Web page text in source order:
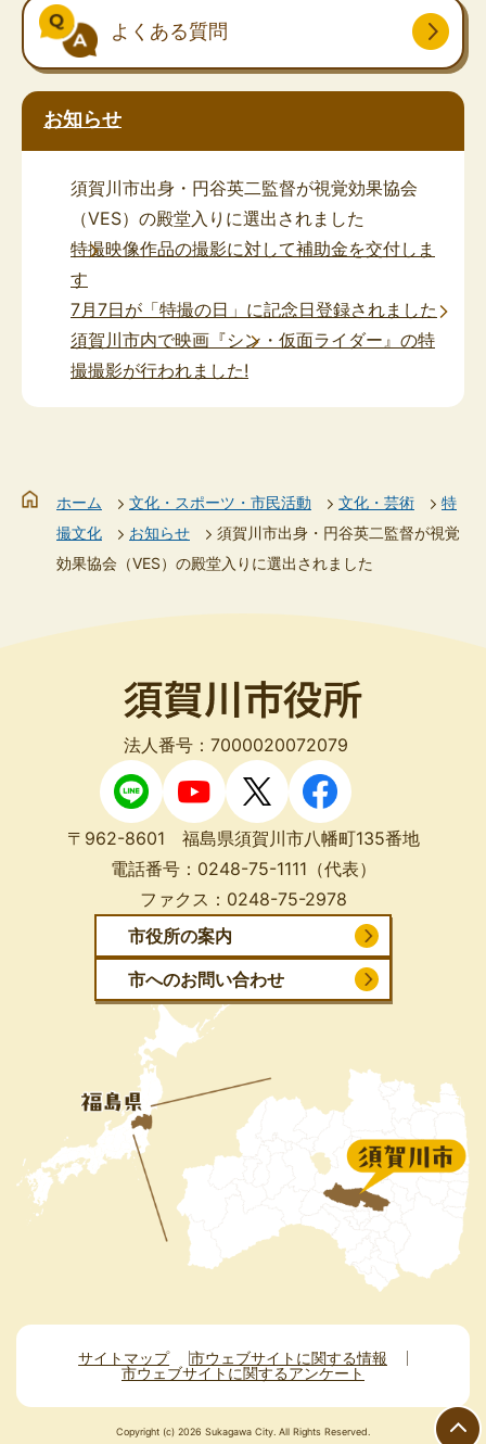
よくある質問
お知らせ
須賀川市出身・円谷英二監督が視覚効果協会
（VES）の殿堂入りに選出されました
特撮映像作品の撮影に対して補助金を交付しま
す
7月7日が「特撮の日」に記念日登録されました
須賀川市内で映画『シン・仮面ライダー』の特
撮撮影が行われました!
ホーム 文化・スポーツ・市民活動 文化・芸術
特
撮文化
お知らせ
須賀川市出身・円谷英二監督が視覚
効果協会（VES）の殿堂入りに選出されました
法人番号：7000020072079
〒962-8601 福島県須賀川市八幡町135番地
電話番号： 0248-75-1111 （代表）
ファクス： 0248-75-2978
市役所の案内
市へのお問い合わせ
サイトマップ
市ウェブサイトに関する情報
市ウェブサイトに関するアンケート
Copyright (c) 2026 Sukagawa City. All Rights Reserved.